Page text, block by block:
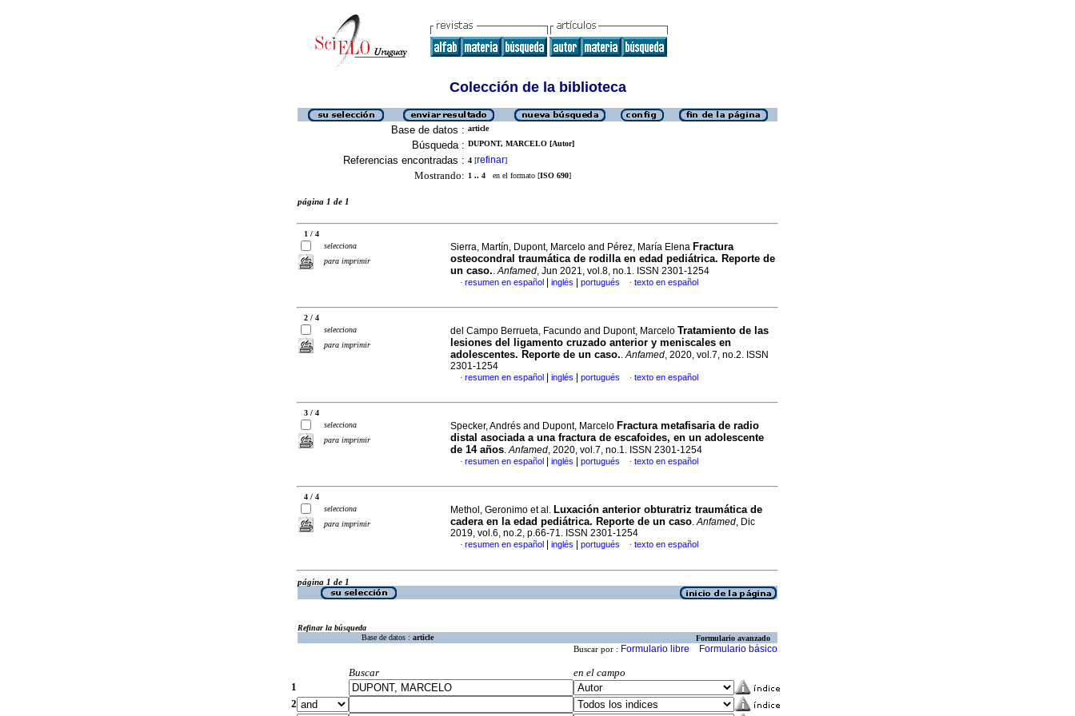
Colección de la biblioteca
Base de datos : article
Búsqueda : DUPONT, MARCELO [Autor]
Referencias encontradas : 4 [refinar]
Mostrando: 1 .. 4 en el formato [ISO 690]
página 1 de 1
1 / 4
selecciona
para imprimir
Sierra, Martín, Dupont, Marcelo and Pérez, María Elena Fractura
osteocondral traumática de rodilla en edad pediátrica. Reporte de
un caso..Anfamed, Jun 2021, vol.8, no.1. ISSN 2301-1254
· resumen en español inglés portugués · texto en español
2 / 4
selecciona
para imprimir
del Campo Berrueta, Facundo and Dupont, Marcelo Tratamiento de las
lesiones del ligamento cruzado anterior y meniscales en
adolescentes. Reporte de un caso..Anfamed, 2020, vol.7, no.2. ISSN
2301-1254
· resumen en español inglés portugués · texto en español
3 / 4
selecciona
para imprimir
Specker, Andrés and Dupont, Marcelo Fractura metafisaria de radio
distal asociada a una fractura de escafoides, en un adolescente
de 14 años.Anfamed, 2020, vol.7, no.1. ISSN 2301-1254
· resumen en español inglés portugués · texto en español
4 / 4
selecciona
para imprimir
Methol, Geronimo et al. Luxación anterior obturatriz traumática de
cadera en la edad pediátrica. Reporte de un caso.Anfamed, Dic
2019, vol.6, no.2, p.66-71. ISSN 2301-1254
· resumen en español inglés portugués · texto en español
página 1 de 1
Refinar la búsqueda
Base de datos : article Formulario avanzado
Buscar por : Formulario libre Formulario básico
Buscar
en el campo
1
2